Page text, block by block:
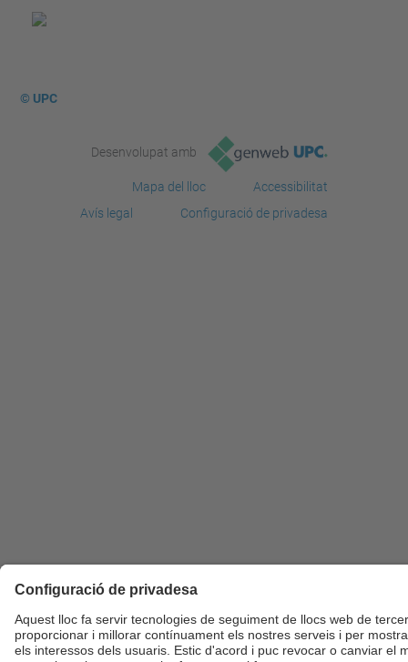
© UPC
Desenvolupat amb
Mapa del lloc
Accessibilitat
Avís legal
Configuració de privadesa